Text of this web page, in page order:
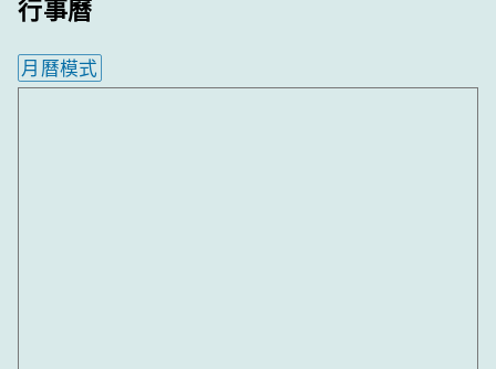
行事曆
月曆模式